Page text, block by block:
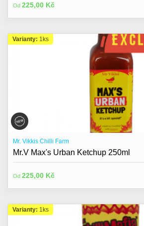
Od 225,00 Kč
Varianty: 1ks
Mr. Vikkis Chilli Farm
Mr.V Max's Urban Ketchup 250ml
Od 225,00 Kč
Varianty: 1ks